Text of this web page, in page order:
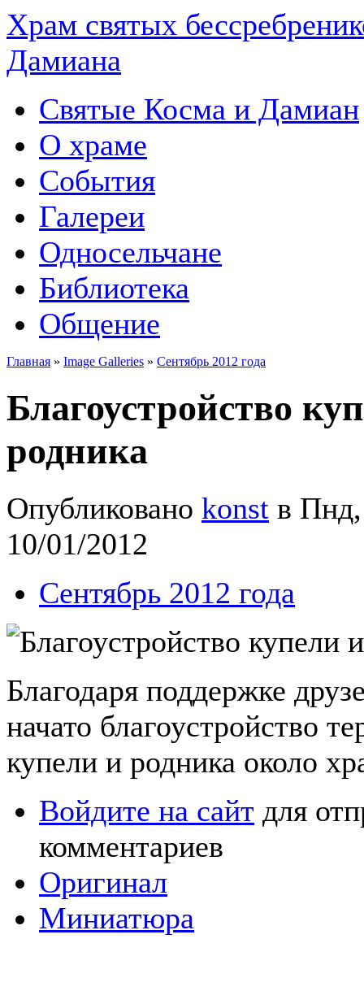
Храм святых
Дамиана
Святые Косма и Дамиан
О храме
События
Галереи
Односельчане
Библиотека
Общение
Главная » Image Galleries » Сентябрь 2012 года
Благоустройство
родника
Опубликовано konst в Пнд,
10/01/2012
Сентябрь 2012 года
Благодаря поддержке
начато благоустройство
купели и родника около
Войдите на сайт для
комментариев
Оригинал
Миниатюра